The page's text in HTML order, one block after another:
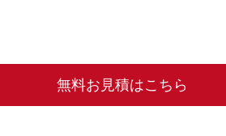
無料お見積はこちら